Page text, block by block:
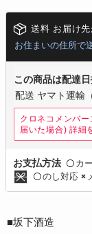
送料 お届け
お住まいの住所で
この商品は配達
配送 ヤマト運輸
クロネコメンバ
届いた場合) 詳細
お支払方法 〇 カ
〇のし対応 ×
■坂下酒造